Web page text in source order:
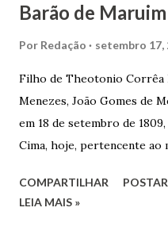
Barão de Maruim
Por Redação setembro 17,
Filho de Theotonio Corrêa
Menezes, João Gomes de
em 18 de setembro de
Cima, hoje, pertencente ao
José de Faro Leitão, porém
COMPARTILHAR
LEIA MAIS »